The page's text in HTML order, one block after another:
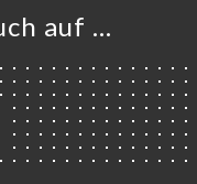
auf …